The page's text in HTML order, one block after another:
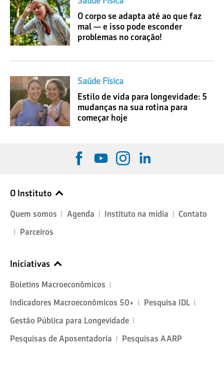
O corpo se adapta até ao que faz
mal — e isso pode esconder
problemas no coração!
Saúde Física
Estilo de vida para longevidade: 5
mudanças na sua rotina para
começar hoje
O Instituto
Quem somos Agenda Instituto na mídia
Contato
Parceiros
Iniciativas
Boletins Macroeconômicos
Indicadores Macroeconômicos 50+
Pesquisa IDL
Gestão Pública para Longevidade
Pesquisas de Aposentadoria
Pesquisas AARP